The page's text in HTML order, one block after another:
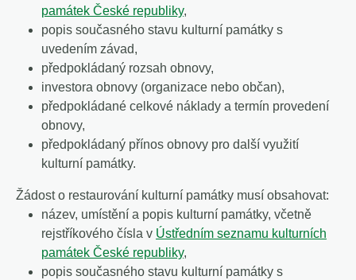
památek České republiky,
popis současného stavu kulturní památky s
uvedením závad,
předpokládaný rozsah obnovy,
investora obnovy (organizace nebo občan),
předpokládané celkové náklady a termín provedení
obnovy,
předpokládaný přínos obnovy pro další využití
kulturní památky.
Žádost o restaurování kulturní památky musí obsahovat:
název, umístění a popis kulturní památky, včetně
rejstříkového čísla v Ústředním seznamu kulturních
památek České republiky,
popis současného stavu kulturní památky s